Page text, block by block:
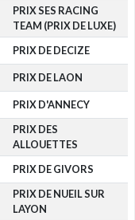
PRIX SES RACING
TEAM (PRIX DE LUXE)
PRIX DE DECIZE
PRIX DE LAON
PRIX D'ANNECY
PRIX DES
ALLOUETTES
PRIX DE GIVORS
PRIX DE NUEIL SUR
LAYON